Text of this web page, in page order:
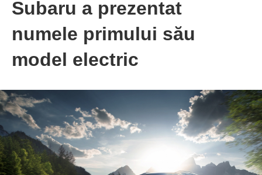
Subaru a prezentat
numele primului său
model electric